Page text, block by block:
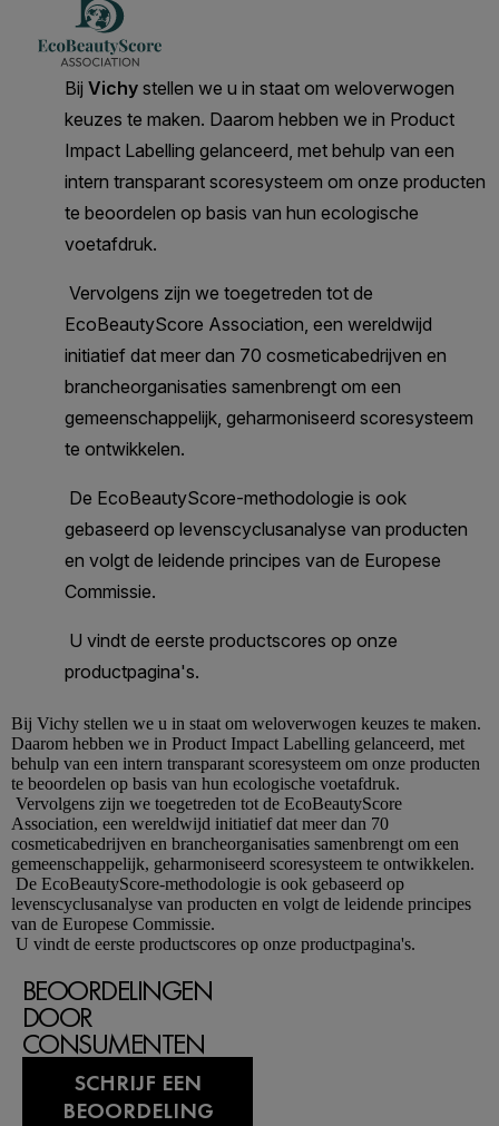
Bij Vichy stellen we u in staat om weloverwogen keuzes te maken.
Daarom hebben we in Product Impact Labelling gelanceerd, met
behulp van een intern transparant scoresysteem om onze producten
te beoordelen op basis van hun ecologische voetafdruk.
Vervolgens zijn we toegetreden tot de EcoBeautyScore
Association, een wereldwijd initiatief dat meer dan 70
cosmeticabedrijven en brancheorganisaties samenbrengt om een
gemeenschappelijk, geharmoniseerd scoresysteem te ontwikkelen.
De EcoBeautyScore-methodologie is ook gebaseerd op
levenscyclusanalyse van producten en volgt de leidende principes
van de Europese Commissie.
U vindt de eerste productscores op onze productpagina's.
BEOORDELINGEN
DOOR
CONSUMENTEN
SCHRIJF EEN
BEOORDELING